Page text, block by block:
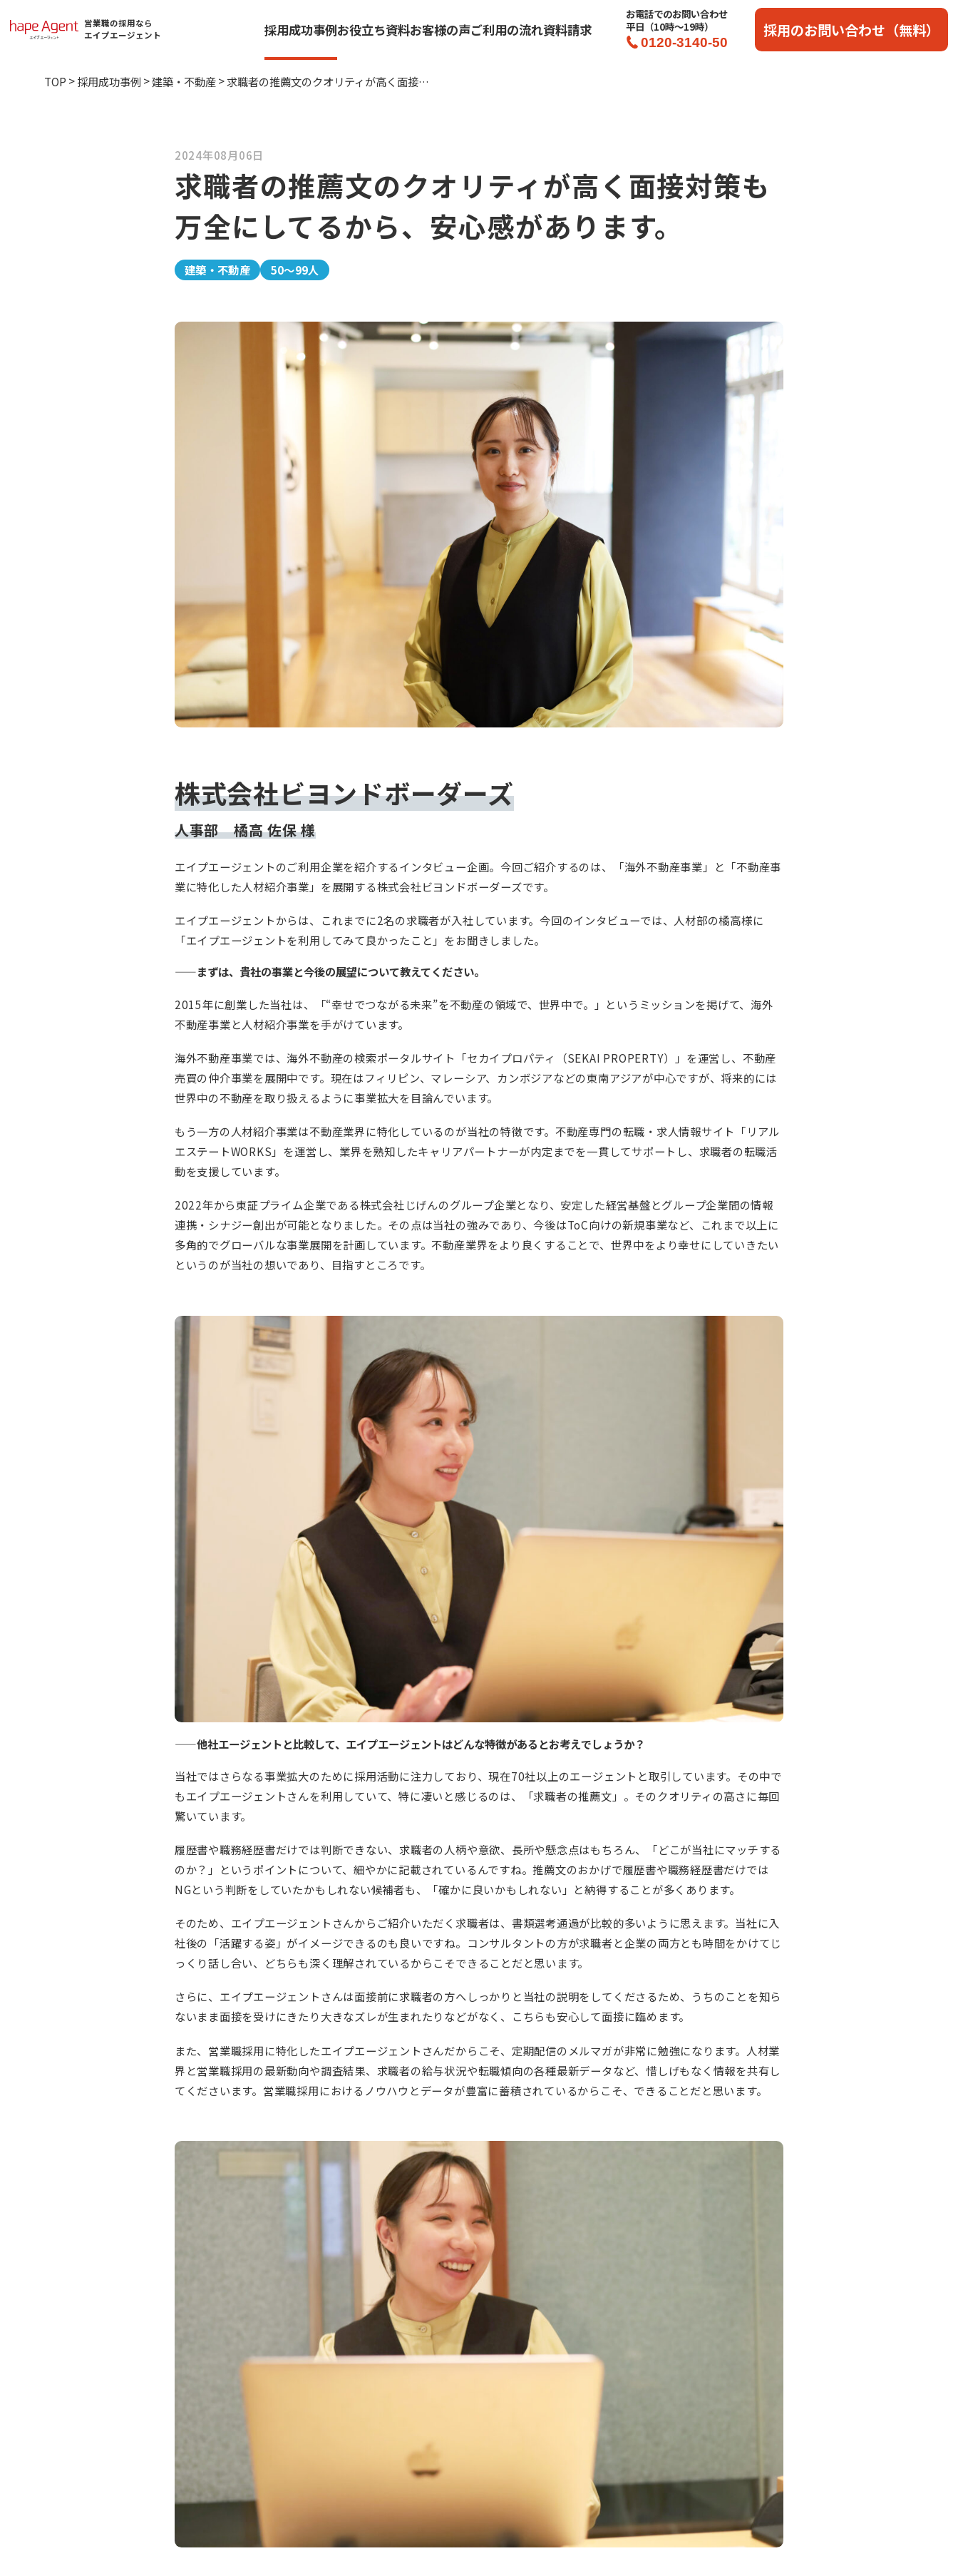
営業職の採用なら
エイプエージェント
採用成功事例お役立ち資料お客様の声ご利用の流れ資料請求
お電話でのお問い合わせ
平日（10時〜19時）
0120-3140-50
採用のお問い合わせ（無料）
TOP >採用成功事例 >建築・不動産> 求職者の推薦文のクオリティが高く面接対策も万全にしてるから、安心感があります。
2024年08月06日
求職者の推薦文のクオリティが高く面接対策も
万全にしてるから、安心感があります。
建築・不動産 50～99人
株式会社ビヨンドボーダーズ
人事部 橘高 佐保 様
エイプエージェントのご利用企業を紹介するインタビュー企画。今回ご紹介するのは、「海外不動産事業」と「不動産事
業に特化した人材紹介事業」を展開する株式会社ビヨンドボーダーズです。
エイプエージェントからは、これまでに2名の求職者が入社しています。今回のインタビューでは、人材部の橘高様に
「エイプエージェントを利用してみて良かったこと」をお聞きしました。
——まずは、貴社の事業と今後の展望について教えてください。
2015年に創業した当社は、「“幸せでつながる未来”を不動産の領域で、世界中で。」というミッションを掲げて、海外
不動産事業と人材紹介事業を手がけています。
海外不動産事業では、海外不動産の検索ポータルサイト「セカイプロパティ（SEKAI PROPERTY）」を運営し、不動産
売買の仲介事業を展開中です。現在はフィリピン、マレーシア、カンボジアなどの東南アジアが中心ですが、将来的には
世界中の不動産を取り扱えるように事業拡大を目論んでいます。
もう一方の人材紹介事業は不動産業界に特化しているのが当社の特徴です。不動産専門の転職・求人情報サイト「リアル
エステートWORKS」を運営し、業界を熟知したキャリアパートナーが内定までを一貫してサポートし、求職者の転職活
動を支援しています。
2022年から東証プライム企業である株式会社じげんのグループ企業となり、安定した経営基盤とグループ企業間の情報
連携・シナジー創出が可能となりました。その点は当社の強みであり、今後はToC向けの新規事業など、これまで以上に
多角的でグローバルな事業展開を計画しています。不動産業界をより良くすることで、世界中をより幸せにしていきたい
というのが当社の想いであり、目指すところです。
——他社エージェントと比較して、エイプエージェントはどんな特徴があるとお考えでしょうか？
当社ではさらなる事業拡大のために採用活動に注力しており、現在70社以上のエージェントと取引しています。その中で
もエイプエージェントさんを利用していて、特に凄いと感じるのは、「求職者の推薦文」。そのクオリティの高さに毎回
驚いています。
履歴書や職務経歴書だけでは判断できない、求職者の人柄や意欲、長所や懸念点はもちろん、「どこが当社にマッチする
のか？」というポイントについて、細やかに記載されているんですね。推薦文のおかげで履歴書や職務経歴書だけでは
NGという判断をしていたかもしれない候補者も、「確かに良いかもしれない」と納得することが多くあります。
そのため、エイプエージェントさんからご紹介いただく求職者は、書類選考通過が比較的多いように思えます。当社に入
社後の「活躍する姿」がイメージできるのも良いですね。コンサルタントの方が求職者と企業の両方とも時間をかけてじ
っくり話し合い、どちらも深く理解されているからこそできることだと思います。
さらに、エイプエージェントさんは面接前に求職者の方へしっかりと当社の説明をしてくださるため、うちのことを知ら
ないまま面接を受けにきたり大きなズレが生まれたりなどがなく、こちらも安心して面接に臨めます。
また、営業職採用に特化したエイプエージェントさんだからこそ、定期配信のメルマガが非常に勉強になります。人材業
界と営業職採用の最新動向や調査結果、求職者の給与状況や転職傾向の各種最新データなど、惜しげもなく情報を共有し
てくださいます。営業職採用におけるノウハウとデータが豊富に蓄積されているからこそ、できることだと思います。